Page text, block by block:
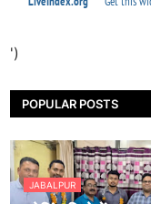
')
POPULAR POSTS
JABALPUR